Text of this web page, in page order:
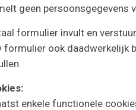
geen persoonsgegevens
formulier invult en
ook daadwerkelijk
enkele functionele